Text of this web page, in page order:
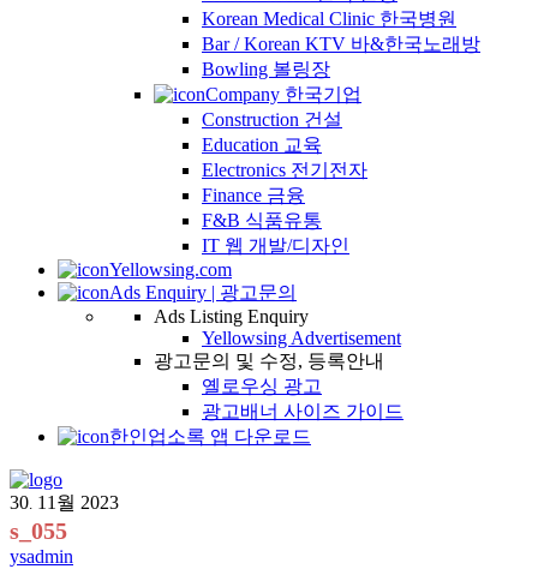
Korean Medical Clinic 한국병원
Bar / Korean KTV 바&한국노래방
Bowling 볼링장
Company 한국기업
Construction 건설
Education 교육
Electronics 전기전자
Finance 금융
F&B 식품유통
IT 웹 개발/디자인
Yellowsing.com
Ads Enquiry | 광고문의
Ads Listing Enquiry
Yellowsing Advertisement
광고문의 및 수정, 등록안내
옐로우싱 광고
광고배너 사이즈 가이드
한인업소록 앱 다운로드
30. 11월 2023
s_055
ysadmin